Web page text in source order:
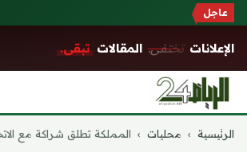
عاجل
الإعلانات تختفي. المقالات تبقى.
التجاوز
الرئيسية › محليات › المملكة تطلق شراكة مع